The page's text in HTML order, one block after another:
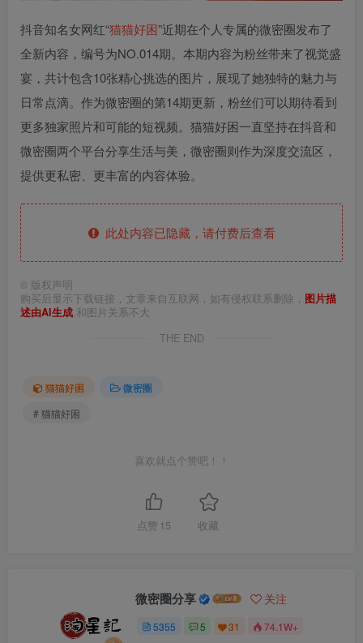
抖音知名女网红“猫猫好困”近期在个人专属的微密圈发布了
全新内容，编号为NO.014期。本期内容为粉丝带来了视觉盛
宴，共计包含10张精心挑选的图片，展现了她独特的魅力与
日常点滴。作为微密圈的第14期更新，粉丝们可以期待看到
更多独家照片和可能的短视频。猫猫好困一直坚持在抖音和
微密圈两个平台分享生活与美，微密圈则作为深度交流区，
提供更私密、更丰富的内容体验。
此处内容已隐藏，请付费后查看
© 版权声明
购买后显示下载链接，文章来自互联网，如有侵权联系删除， 图片描
述由AI生成,和图片关系不大
THE END
猫猫好困
微密圈
# 猫猫好困
喜欢就点个赞吧！！
点赞 15 收藏
微密圈分享 关注
5355 5 31 74.1W+